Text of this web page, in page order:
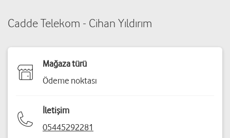
Cadde Telekom - Cihan Yıldırım
Mağaza türü
Ödeme noktası
İletişim
05445292281